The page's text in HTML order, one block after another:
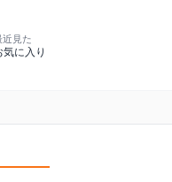
近見た
気に入り